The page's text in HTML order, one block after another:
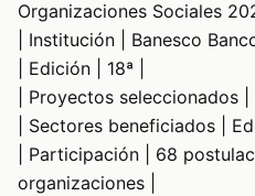
Organizaciones Sociales
| Institución | Banesco
| Edición | 18ª |
| Proyectos seleccionados |
| Sectores beneficiados |
| Participación | 68
organizaciones |